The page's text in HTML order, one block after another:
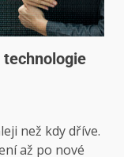
než kdy dříve.
až po nové